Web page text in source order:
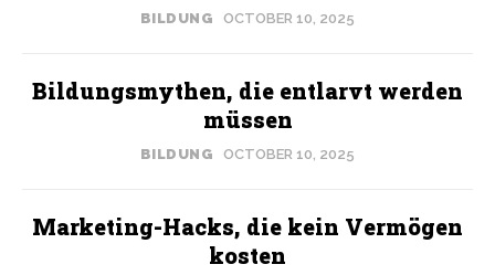
BILDUNG OCTOBER 10, 2025
Bildungsmythen, die entlarvt werden
müssen
BILDUNG OCTOBER 10, 2025
Marketing-Hacks, die kein Vermögen
kosten